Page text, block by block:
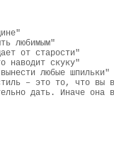
любимым"
от старости"
наводит скуку"
любые шпильки"
– это то, что вы
дать. Иначе